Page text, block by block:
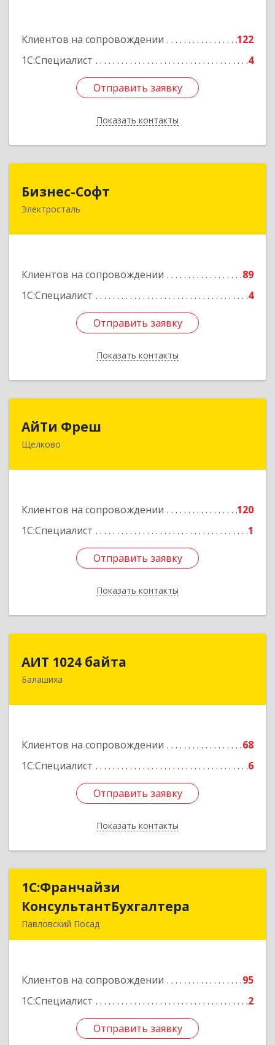
Клиентов на сопровождении
122
1С:Специалист
4
Отправить заявку
Показать контакты
Отправить заявку
Назад
Бизнес-Софт
Электросталь
Клиентов на сопровождении
89
1С:Специалист
4
Отправить заявку
Показать контакты
144000, Московская обл, Электросталь г, Карла
Отправить заявку
Назад
АйТи Фреш
Щелково
Клиентов на сопровождении
120
1С:Специалист
1
Отправить заявку
Показать контакты
141100, Московская обл, Щелково г, Городской
Отправить заявку
Назад
АИТ 1024 байта
Балашиха
Клиентов на сопровождении
68
1С:Специалист
6
Отправить заявку
Показать контакты
143909, Московская обл, Балашиха г, Солнечная
Отправить заявку
Назад
1С:Франчайзи
КонсультантБухгалтера
Павловский Посад
Клиентов на сопровождении
95
1С:Специалист
2
Отправить заявку
КонсультантБухгалтера
Подробнее
Отправить заявку